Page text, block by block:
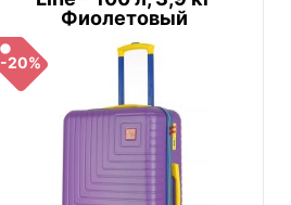
Фиолетовый
-20%